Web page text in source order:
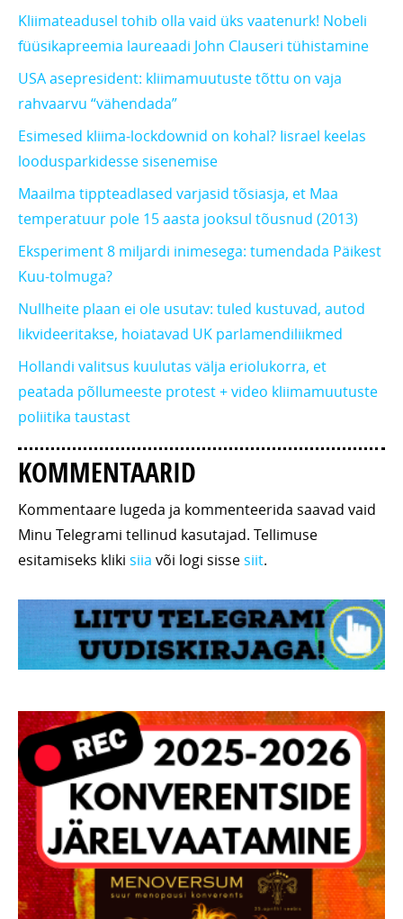
Kliimateadusel tohib olla vaid üks vaatenurk! Nobeli
füüsikapreemia laureaadi John Clauseri tühistamine
USA asepresident: kliimamuutuste tõttu on vaja
rahvaarvu “vähendada”
Esimesed kliima-lockdownid on kohal? Iisrael keelas
loodusparkidesse sisenemise
Maailma tippteadlased varjasid tõsiasja, et Maa
temperatuur pole 15 aasta jooksul tõusnud (2013)
Eksperiment 8 miljardi inimesega: tumendada Päikest
Kuu-tolmuga?
Nullheite plaan ei ole usutav: tuled kustuvad, autod
likvideeritakse, hoiatavad UK parlamendiliikmed
Hollandi valitsus kuulutas välja eriolukorra, et
peatada põllumeeste protest + video kliimamuutuste
poliitika taustast
KOMMENTAARID
Kommentaare lugeda ja kommenteerida saavad vaid
Minu Telegrami tellinud kasutajad. Tellimuse
esitamiseks kliki siia või logi sissesiit.